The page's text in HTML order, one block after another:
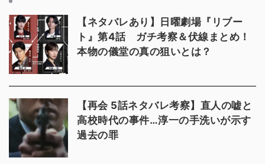
【ネタバレあり】日曜劇場『リブー
ト』第4話 ガチ考察＆伏線まとめ！
本物の儀堂の真の狙いとは？
【再会 5話ネタバレ考察】直人の嘘と
高校時代の事件…淳一の手洗いが示す
過去の罪